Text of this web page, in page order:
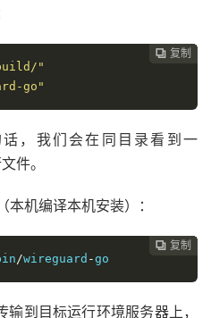
 复制
 复制
 复制
 复制
 复制
 复制
 复制
 复制
 复制
 复制
 复制
 复制
 复制
 复制
 复制
 复制
 复制
 复制
 复制
 复制
 复制
"
go"
，我们会在同目录看到一
件。
机编译本机安装）：
 复制
 复制
 复制
 复制
 复制
 复制
 复制
 复制
 复制
 复制
 复制
 复制
 复制
 复制
 复制
 复制
 复制
 复制
 复制
 复制
/wireguard -go
到目标运行环境服务器上，